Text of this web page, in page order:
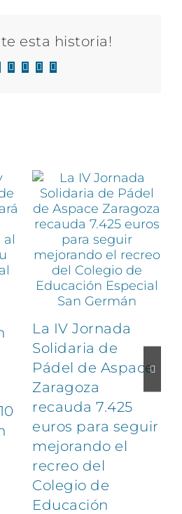
esta historia!
X LinkedIn
WhatsApp
Correo
La IV Jornada
Solidaria de
Pádel de Aspace
Zaragoza
recauda 7.425
euros para seguir
mejorando el
recreo del
Colegio de
Educación